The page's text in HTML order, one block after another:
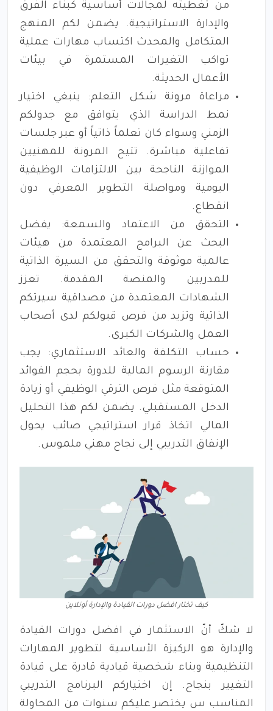
من تغطيته لمجالات أساسية كبناء الفرق
والإدارة الاستراتيجية. يضمن لكم المنهج
المتكامل والمحدث اكتساب مهارات عملية
تواكب التغيرات المستمرة في بيئات
الأعمال الحديثة.
مراعاة مرونة شكل التعلم: ينبغي اختيار
نمط الدراسة الذي يتوافق مع جدولكم
الزمني وسواء كان تعلماً ذاتياً أو عبر جلسات
تفاعلية مباشرة. تتيح المرونة للمهنيين
الموازنة الناجحة بين الالتزامات الوظيفية
اليومية ومواصلة التطوير المعرفي دون
انقطاع.
التحقق من الاعتماد والسمعة: يفضل
البحث عن البرامج المعتمدة من هيئات
عالمية موثوقة والتحقق من السيرة الذاتية
للمدربين والمنصة المقدمة. تعزز
الشهادات المعتمدة من مصداقية سيرتكم
الذاتية وتزيد من فرص قبولكم لدى أصحاب
العمل والشركات الكبرى.
حساب التكلفة والعائد الاستثماري: يجب
مقارنة الرسوم المالية للدورة بحجم الفوائد
المتوقعة مثل فرص الترقي الوظيفي أو زيادة
الدخل المستقبلي. يضمن لكم هذا التحليل
المالي اتخاذ قرار استراتيجي صائب يحول
الإنفاق التدريبي إلى نجاح مهني ملموس.
كيف تختار افضل دورات القيادة والإدارة أونلاين
لا شكّ أنّ الاستثمار في افضل دورات القيادة
والإدارة هو الركيزة الأساسية لتطوير المهارات
التنظيمية وبناء شخصية قيادية قادرة على قيادة
التغيير بنجاح. إن اختياركم البرنامج التدريبي
المناسب س يختصر عليكم سنوات من المحاولة